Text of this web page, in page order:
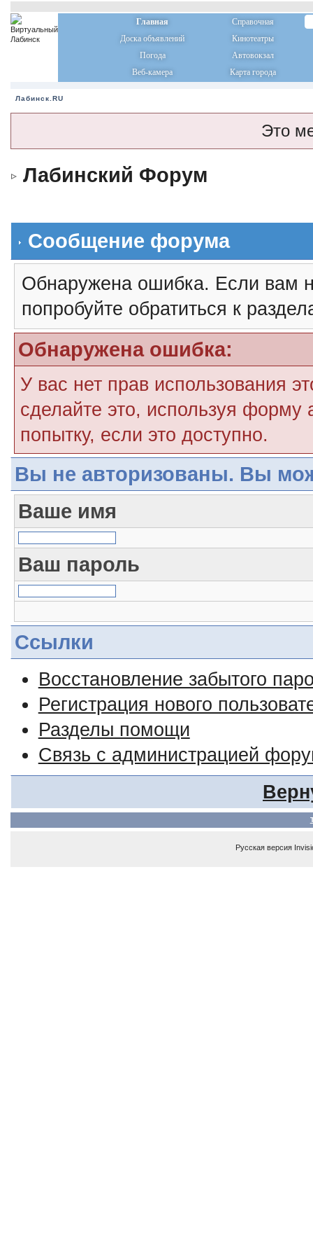
Главная
Справочная
Доска объявлений
Кинотеатры
Погода
Автовокзал
Веб-камера
Карта города
Лабинск.RU
Это
Лабинский Форум
Сообщение форума
Обнаружена ошибка. Если вам
попробуйте обратиться к
Обнаружена ошибка:
У вас нет прав использования
сделайте это, используя форму
попытку, если это доступно.
Вы не авторизованы. Вы
Ваше имя
Ваш пароль
Ссылки
Восстановление забытого
Регистрация нового
Разделы помощи
Связь с администрацией
Русская версия